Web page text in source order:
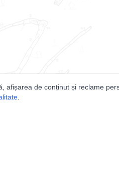
afișarea de conținut și reclame